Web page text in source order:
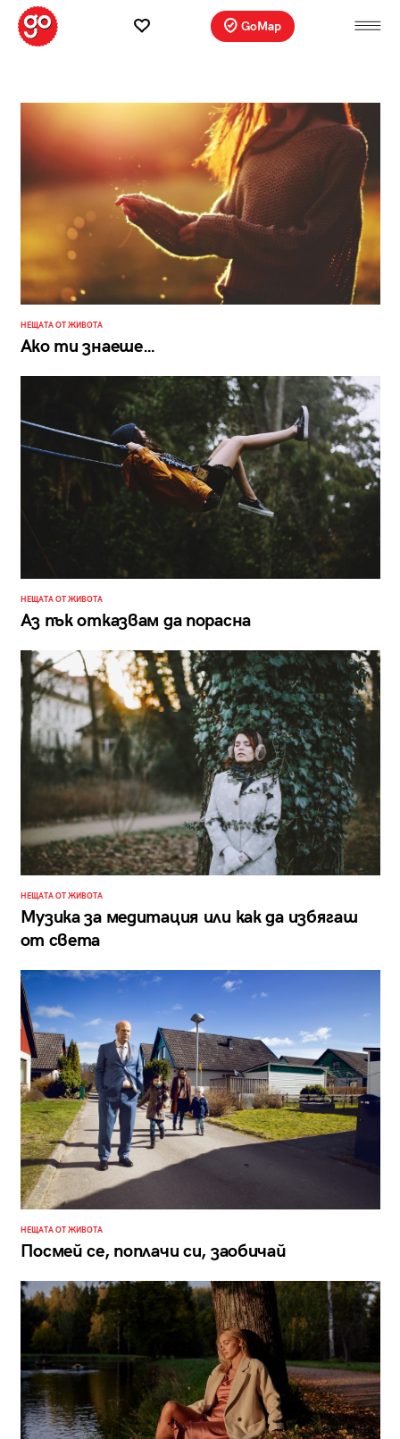
GoMap
НЕЩАТА ОТ ЖИВОТА
Ако ти знаеше…
НЕЩАТА ОТ ЖИВОТА
Аз пък отказвам да порасна
НЕЩАТА ОТ ЖИВОТА
Музика за медитация или как да избягаш
от света
НЕЩАТА ОТ ЖИВОТА
Посмей се, поплачи си, заобичай